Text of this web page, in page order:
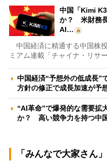
中国「Kimi
か？ 米財務
AI…
中国経済に精通する中国株
ミアム連載「チャイナ・リサ
中国経済“予想外の低成長
方針の修正で成長加速が予
“AI革命”で爆発的な需要拡
か？ 高い競争力を持つ中
「みんなで大家さん